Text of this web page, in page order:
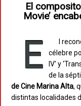
El
Movie’
E l
célebre
IV’ y
de la
de Cine Marina Alta,
distintas localidades